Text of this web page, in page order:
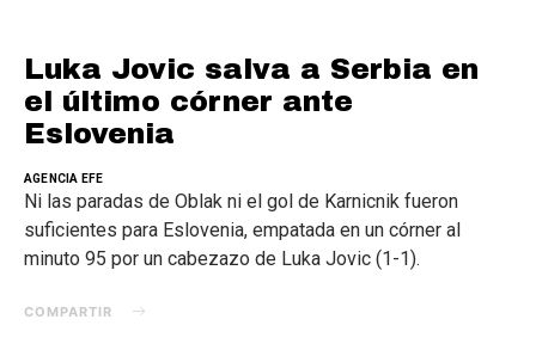
Luka Jovic salva a Serbia en
el último córner ante
Eslovenia
AGENCIA EFE
Ni las paradas de Oblak ni el gol de Karnicnik fueron
suficientes para Eslovenia, empatada en un córner al
minuto 95 por un cabezazo de Luka Jovic (1-1).
COMPARTIR